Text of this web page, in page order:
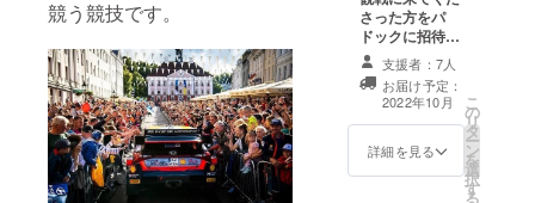
競う競技です。
さった方をパ
ドックに招待し
ます！ 走り出す
前の緊張やワク
ワク、レース後
の達成感を共有
しましょう！ 専
用のライブ配信
支援者：7人
お届け予定：
2022年10月
詳細を見る
こ
の
リ
タ
ー
ン
を
選
択
す
る